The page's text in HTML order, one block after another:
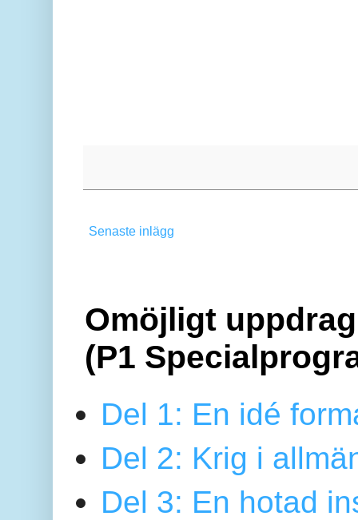
Senaste inlägg
Omöjligt
(P1
Del 1: En idé
Del 2: Krig i
Del 3: En hotad